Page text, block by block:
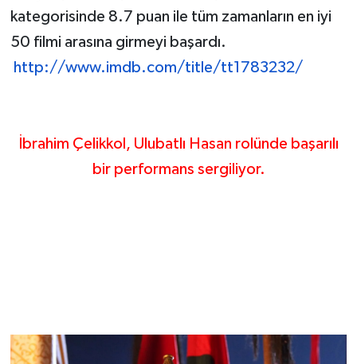
kategorisinde 8.7 puan ile tüm zamanların en iyi
50 filmi arasına girmeyi başardı.
http://www.imdb.com/title/tt1783232/
İbrahim Çelikkol, Ulubatlı Hasan rolünde başarılı
bir performans sergiliyor.